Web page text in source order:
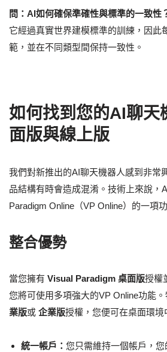
問：AI如何確保準確性與標準的一致性
它經過真實世界建模標準的訓練，因此
範，並在不同類型間保持一致性。
如何找到您的AI聊天
面版與線上版
我們對新推出的AI聊天機器人感到非常
品結構有時會造成混淆。技術上來說，
Paradigm Online（VP Online）的一項
整合優勢
當您擁有 Visual Paradigm 桌面版授權
您將可使用多項強大的VP Online功能
業版或 企業版授權，您便可在桌面環境
統一帳戶： 您只需維持一個帳戶，